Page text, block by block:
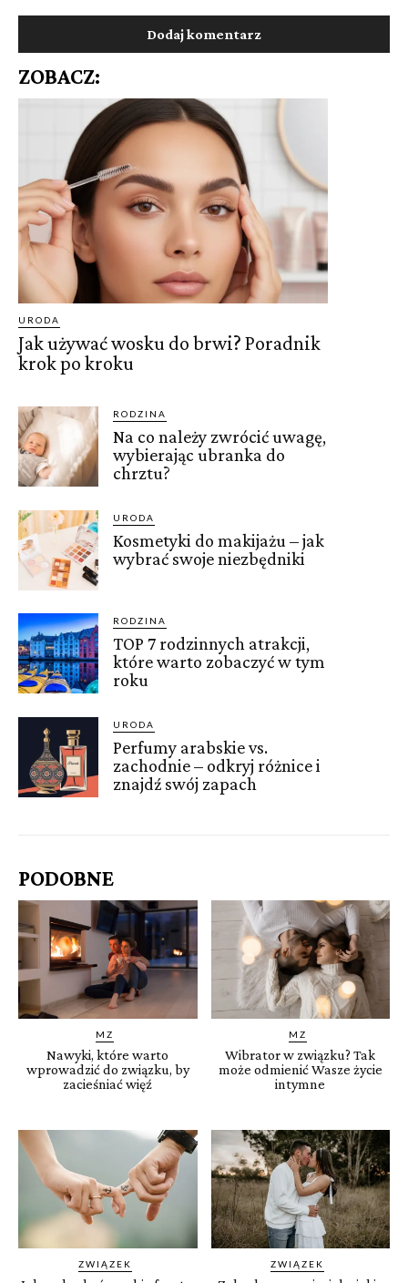
ZOBACZ:
URODA
Jak używać wosku do brwi? Poradnik
krok po kroku
RODZINA
Na co należy zwrócić uwagę,
wybierając ubranka do
chrztu?
URODA
Kosmetyki do makijażu – jak
wybrać swoje niezbędniki
RODZINA
TOP 7 rodzinnych atrakcji,
które warto zobaczyć w tym
roku
URODA
Perfumy arabskie vs.
zachodnie – odkryj różnice i
znajdź swój zapach
PODOBNE
MZ
Nawyki, które warto
wprowadzić do związku, by
zacieśniać więź
MZ
Wibrator w związku? Tak
może odmienić Wasze życie
intymne
ZWIĄZEK ZWIĄZEK